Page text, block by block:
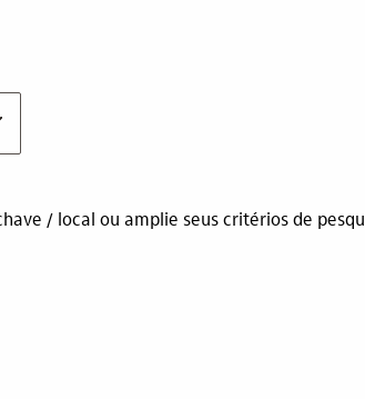
/ local ou amplie seus critérios de